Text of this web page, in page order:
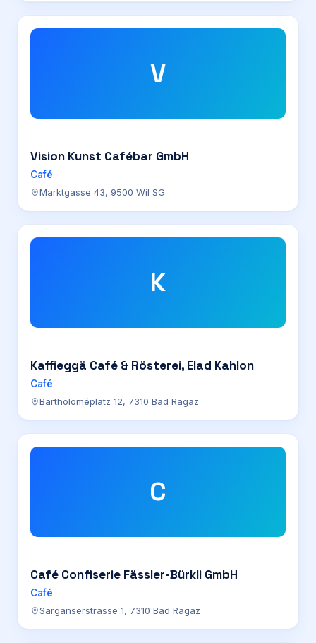
V
Vision Kunst Cafébar GmbH
Café
Marktgasse 43, 9500 Wil SG
K
Kaffieggä Café & Rösterei, Elad Kahlon
Café
Bartholoméplatz 12, 7310 Bad Ragaz
C
Café Confiserie Fässler-Bürkli GmbH
Café
Sarganserstrasse 1, 7310 Bad Ragaz